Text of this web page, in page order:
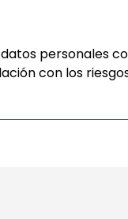
personales
con los